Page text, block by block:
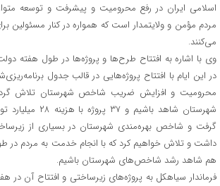
اسلامی ایران در رفع محرومیت و پیشرفت و توسعه
مردم مؤمن و ولایتمدار است که همواره در کنار مسئولین
می‌کنند.
وی با اشاره به افتتاح طرح‌ها و پروژه‌ها در طول هفته
در این ایام با افتتاح پروژه‌هایی در قالب جدول
محرومیت و افزایش ضریب شاخص شهرستان تلاش
شهرستان شاهد باشیم
گرفت و شاخص بهره‌مندی شهرستان در بسیاری از
داشت و تلاش خواهیم کرد که با انجام خدمت به مردم در
هم شاهد رشد شاخص‌های شهرستان باشیم.
فرماندار سیاهکل به پروژه‌های زیرساختی و افتتاح آن در